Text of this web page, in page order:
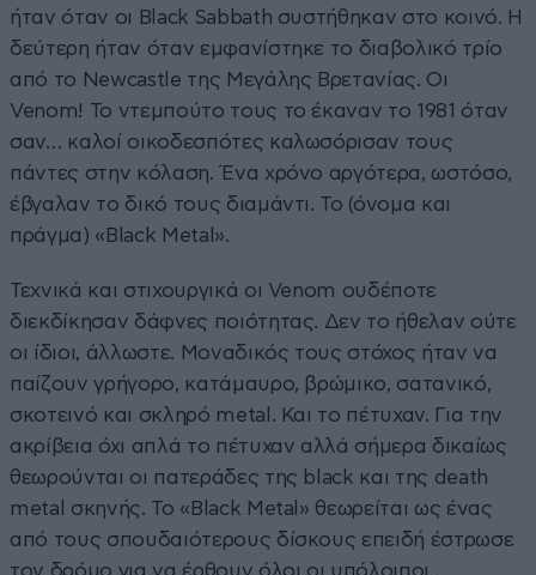
ήταν όταν οι Black Sabbath συστήθηκαν στο κοινό. Η
δεύτερη ήταν όταν εμφανίστηκε το διαβολικό τρίο
από το Newcastle της Μεγάλης Βρετανίας. Οι
Venom! Το ντεμπούτο τους το έκαναν το 1981 όταν
σαν… καλοί οικοδεσπότες καλωσόρισαν τους
πάντες στην κόλαση. Ένα χρόνο αργότερα, ωστόσο,
έβγαλαν το δικό τους διαμάντι. Το (όνομα και
πράγμα) «Black Metal».
Τεχνικά και στιχουργικά οι Venom ουδέποτε
διεκδίκησαν δάφνες ποιότητας. Δεν το ήθελαν ούτε
οι ίδιοι, άλλωστε. Μοναδικός τους στόχος ήταν να
παίζουν γρήγορο, κατάμαυρο, βρώμικο, σατανικό,
σκοτεινό και σκληρό metal. Και το πέτυχαν. Για την
ακρίβεια όχι απλά το πέτυχαν αλλά σήμερα δικαίως
θεωρούνται οι πατεράδες της black και της death
metal σκηνής. Το «Black Metal» θεωρείται ως ένας
από τους σπουδαιότερους δίσκους επειδή έστρωσε
τον δρόμο για να έρθουν όλοι οι υπόλοιποι.